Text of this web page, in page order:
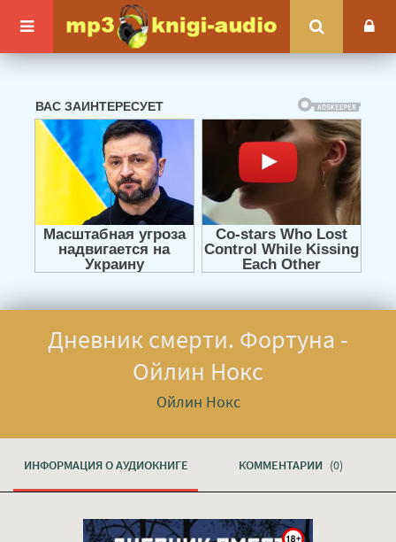
Дневник смерти. Фортуна -
Ойлин Нокс
Ойлин Нокс
ИНФОРМАЦИЯ О АУДИОКНИГЕ КОММЕНТАРИИ (0)